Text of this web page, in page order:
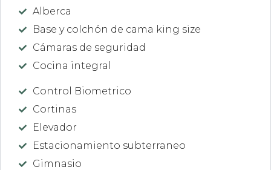
Alberca
Base y colchón de cama king size
Cámaras de seguridad
Cocina integral
Control Biometrico
Cortinas
Elevador
Estacionamiento subterraneo
Gimnasio